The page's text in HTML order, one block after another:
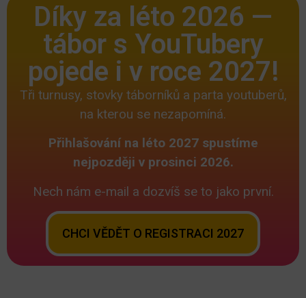
Díky za léto 2026 —
tábor s YouTubery
pojede i v roce 2027!
Tři turnusy, stovky táborníků a parta youtuberů,
na kterou se nezapomíná.
Přihlašování na léto 2027 spustíme
nejpozději v prosinci 2026.
Nech nám e-mail a dozvíš se to jako první.
CHCI VĚDĚT O REGISTRACI 2027